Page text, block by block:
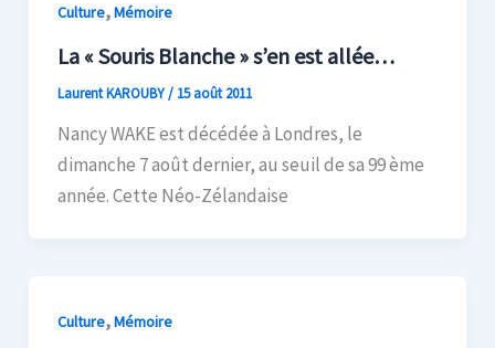
Culture,Mémoire
La « Souris Blanche » s’en est allée…
Laurent KAROUBY/ 15 août 2011
Nancy WAKE est décédée à Londres, le
dimanche 7 août dernier, au seuil de sa 99 ème
année. Cette Néo-Zélandaise
Culture,Mémoire